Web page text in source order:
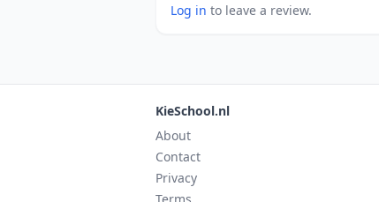
Log in to leave a review.
KieSchool.nl
About
Contact
Privacy